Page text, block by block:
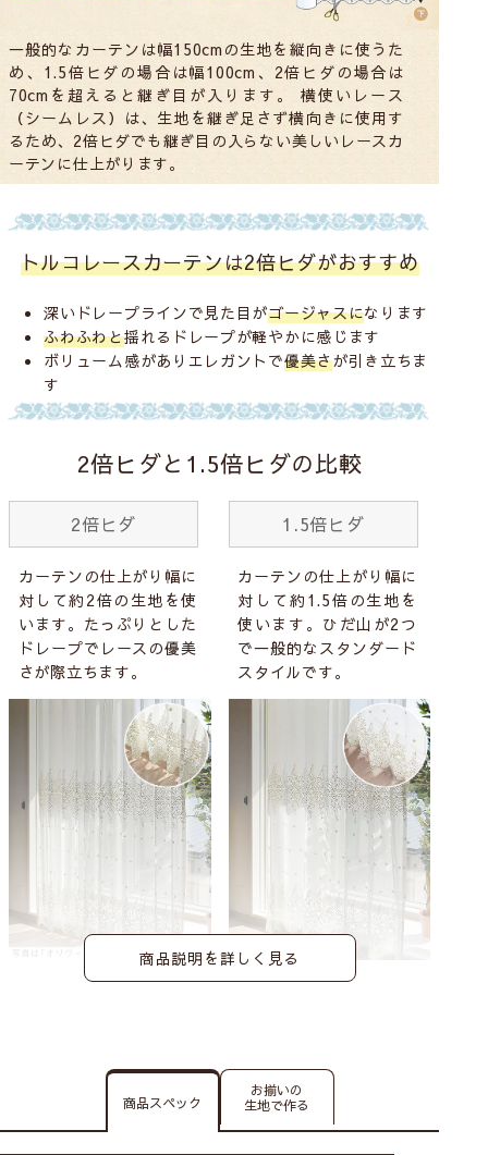
一般的なカーテンは幅150cmの生地を縦向きに使うた
め、1.5倍ヒダの場合は幅100cm、2倍ヒダの場合は
70cmを超えると継ぎ目が入ります。 横使いレース
（シームレス）は、生地を継ぎ足さず横向きに使用す
るため、2倍ヒダでも継ぎ目の入らない美しいレースカ
ーテンに仕上がります。
トルコレースカーテンは2倍ヒダがおすすめ
深いドレープラインで見た目がゴージャスになります
ふわふわと揺れるドレープが軽やかに感じます
ボリューム感がありエレガントで優美さが引き立ちま
す
2倍ヒダと1.5倍ヒダの比較
2倍ヒダ
カーテンの仕上がり幅に
対して約2倍の生地を使
います。たっぷりとした
ドレープでレースの優美
さが際立ちます。
1.5倍ヒダ
カーテンの仕上がり幅に
対して約1.5倍の生地を
使います。ひだ山が2つ
で一般的なスタンダード
スタイルです。
商品説明を詳しく見る
商品スペック
お揃いの
生地で作る